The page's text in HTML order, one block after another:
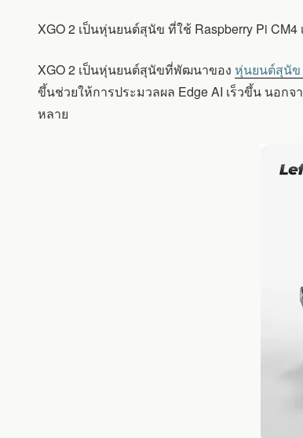
ยนต์
ใช้
PI
กล
XGO 2 เป็นหุ่นยนต์สุนัข ที่ใช้ Raspberry Pi
XGO 2 เป็นหุ่นยนต์สุนัขที่พัฒนาของ หุ่นยนต์สุนัข
ขึ้นช่วยให้การประมวลผล Edge AI เร็วขึ้น นอก
หลาย